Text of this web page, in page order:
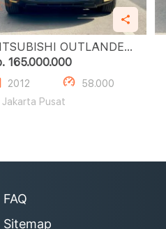
OUTLANDER
SPORT 2.0L PX
165.000.000
2012
58.000
Jakarta Pusat
FAQ
Sitemap